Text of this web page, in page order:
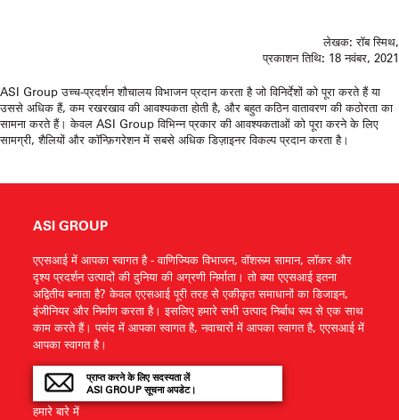
लेखक: रॉब स्मिथ,
प्रकाशन तिथि: 18 नवंबर, 2021
ASI Group उच्च-प्रदर्शन शौचालय विभाजन प्रदान करता है जो विनिर्देशों को पूरा करते हैं या
उससे अधिक हैं, कम रखरखाव की आवश्यकता होती है, और बहुत कठिन वातावरण की कठोरता का
सामना करते हैं। केवल ASI Group विभिन्न प्रकार की आवश्यकताओं को पूरा करने के लिए
सामग्री, शैलियों और कॉन्फ़िगरेशन में सबसे अधिक डिज़ाइनर विकल्प प्रदान करता है।
ASI GROUP
एएसआई में आपका स्वागत है - वाणिज्यिक विभाजन, वॉशरूम सामान, लॉकर और
दृश्य प्रदर्शन उत्पादों की दुनिया की अग्रणी निर्माता। तो क्या एएसआई इतना
अद्वितीय बनाता है? केवल एएसआई पूरी तरह से एकीकृत समाधानों का डिजाइन,
इंजीनियर और निर्माण करता है। इसलिए हमारे सभी उत्पाद निर्बाध रूप से एक साथ
काम करते हैं। पसंद में आपका स्वागत है, नवाचारों में आपका स्वागत है, एएसआई में
आपका स्वागत है।
प्राप्त करने के लिए सदस्यता लें
ASI GROUP सूचना अपडेट।
हमारे बारे में